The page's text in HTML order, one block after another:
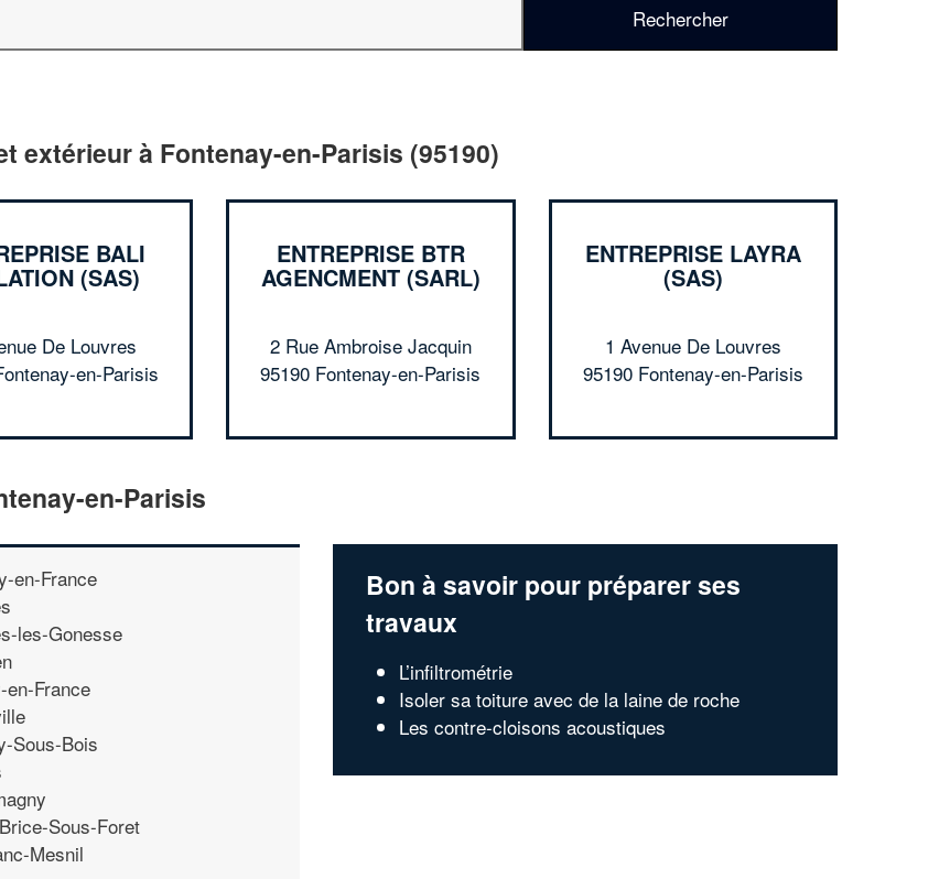
extérieur à Fontenay-en-Parisis (95190)
BALI
(SAS)
De Louvres
en-Parisis
ENTREPRISE BTR
AGENCMENT (SARL)
2 Rue Ambroise Jacquin
95190 Fontenay-en-Parisis
ENTREPRISE LAYRA
(SAS)
1 Avenue De Louvres
95190 Fontenay-en-Parisis
en-Parisis
en-France
les-Gonesse
en-France
Sous-Bois
Sous-Foret
Mesnil
Bon à savoir pour préparer ses
travaux
L’infiltrométrie
Isoler sa toiture avec de la laine de roche
Les contre-cloisons acoustiques
Vous êtes un
professionnel ?